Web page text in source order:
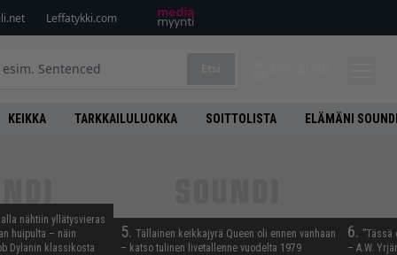
Leffatykki.com
KEIKKA TARKKAILULUOKKA SOITTOLISTA ELÄMÄNI
nähtiin yllätysvieras
huipulta – näin
Dylanin klassikosta
5. Tällainen keikkajyrä Queen oli ennen vanhaan
– katso tulinen livetallenne vuodelta 1979
6. ”Tässä
– A.W.